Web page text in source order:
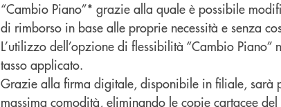
“Cambio Piano”* grazie alla quale è possibile
di rimborso in base alle proprie necessità e senza
L’utilizzo dell’opzione di flessibilità “Cambio
tasso applicato.
Grazie alla firma digitale, disponibile in filiale, sarà
massima comodità, eliminando le copie cartacee